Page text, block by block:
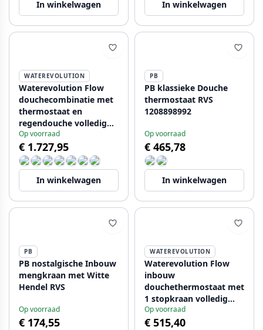
In winkelwagen In winkelwagen
WATEREVOLUTION
Waterevolution Flow
douchecombinatie met
thermostaat en
regendouche volledig
RVS T141TIE
Op voorraad
€ 1.727,95
In winkelwagen
PB
PB klassieke Douche
thermostaat RVS
1208898992
Op voorraad
€ 465,78
In winkelwagen
PB
PB nostalgische Inbouw
mengkraan met Witte
Hendel RVS
Op voorraad
€ 174,55
WATEREVOLUTION
Waterevolution Flow
inbouw
douchethermostaat met
1 stopkraan volledig
RVS 1208920974
Op voorraad
€ 515,40